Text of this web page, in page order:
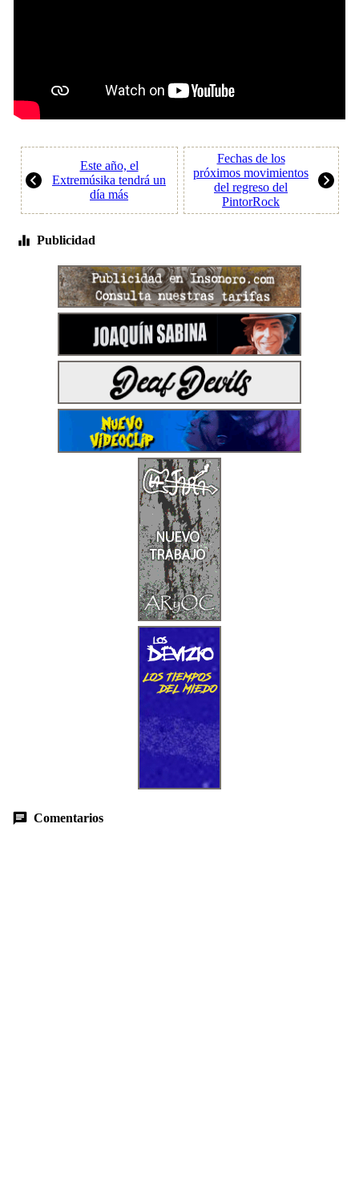
Este año, el
Extremúsika tendrá un
día más
Fechas de los
próximos movimientos
del regreso del
PintorRock
Publicidad
Comentarios